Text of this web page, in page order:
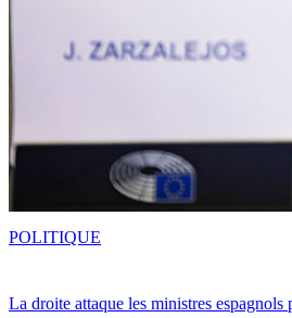
La droite attaque les ministres espagnols
POLITIQUE